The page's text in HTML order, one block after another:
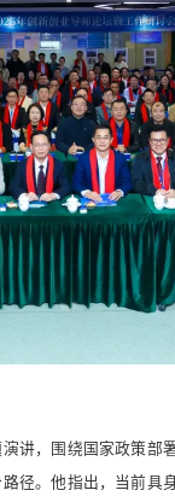
讲，围绕国家政策部
径。他指出，当前具